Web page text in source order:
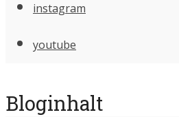
instagram
youtube
Bloginhalt